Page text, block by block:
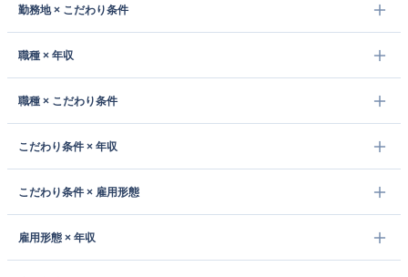
勤務地 × こだわり条件
職種 × 年収
職種 × こだわり条件
こだわり条件 × 年収
こだわり条件 × 雇用形態
雇用形態 × 年収